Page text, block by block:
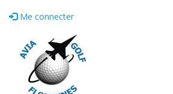
Me connecter